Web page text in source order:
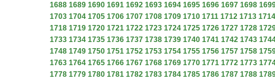
1688 1689 1690 1691 1692 1693 1694 1695 1696 1697 1698
1703 1704 1705 1706 1707 1708 1709 1710 1711 1712 1713 1714
1718 1719 1720 1721 1722 1723 1724 1725 1726 1727 1728
1733 1734 1735 1736 1737 1738 1739 1740 1741 1742 1743
1748 1749 1750 1751 1752 1753 1754 1755 1756 1757 1758
1763 1764 1765 1766 1767 1768 1769 1770 1771 1772 1773
1778 1779 1780 1781 1782 1783 1784 1785 1786 1787 1788